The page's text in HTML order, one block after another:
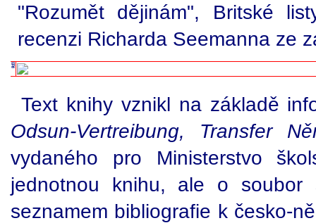
"Rozumět dějinám", Britské
recenzi Richarda Seemanna ze
Text knihy vznikl na základě
Odsun-Vertreibung, Transfer
vydaného pro Ministerstvo
jednotnou knihu, ale o
seznamem bibliografie k česko-